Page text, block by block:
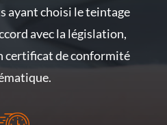
ayant choisi le teintage
avec la législation,
certificat de conformité